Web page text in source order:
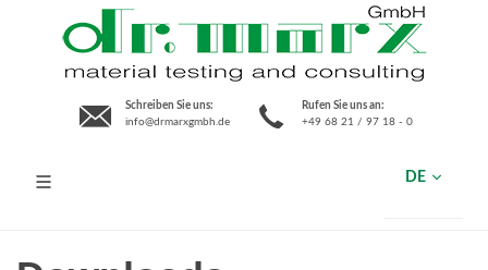
Schreiben Sie uns:
info@drmarxgmbh.de
Rufen Sie uns an:
+49 68 21 / 97 18 - 0
DE